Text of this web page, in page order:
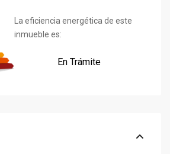
La eficiencia energética de este
inmueble es:
En Trámite